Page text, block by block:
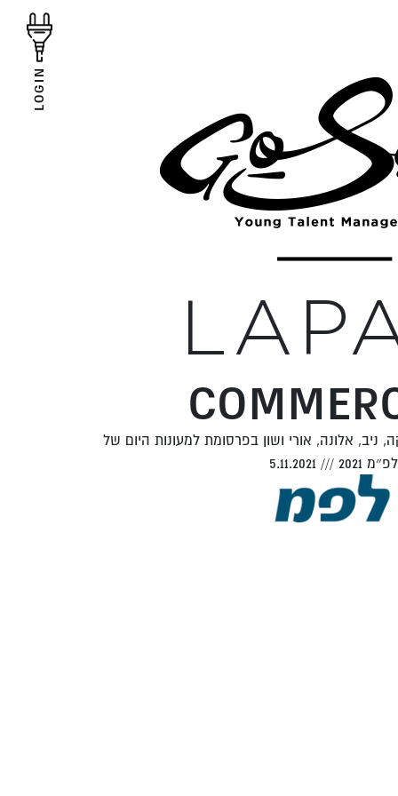
LOGIN
ניב, אלונה, אורי ושון בפרסומת למעונות היום של
לפ״מ 2021
///
5.11.2021